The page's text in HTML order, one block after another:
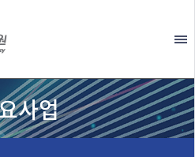
사업